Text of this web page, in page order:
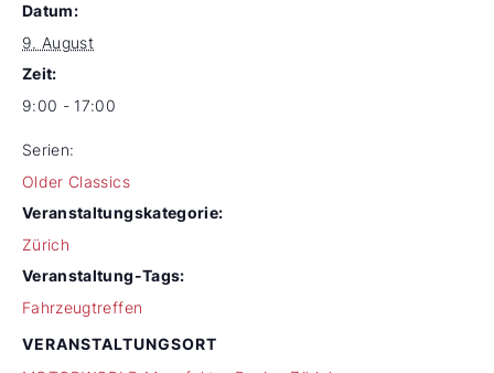
Datum:
9. August
Zeit:
9:00 - 17:00
Serien:
Older Classics
Veranstaltungskategorie:
Zürich
Veranstaltung-Tags:
Fahrzeugtreffen
VERANSTALTUNGSORT